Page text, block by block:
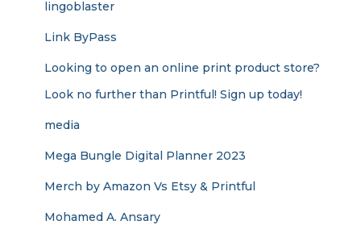
lingoblaster
Link ByPass
Looking to open an online print product store?
Look no further than Printful! Sign up today!
media
Mega Bungle Digital Planner 2023
Merch by Amazon Vs Etsy & Printful
Mohamed A. Ansary